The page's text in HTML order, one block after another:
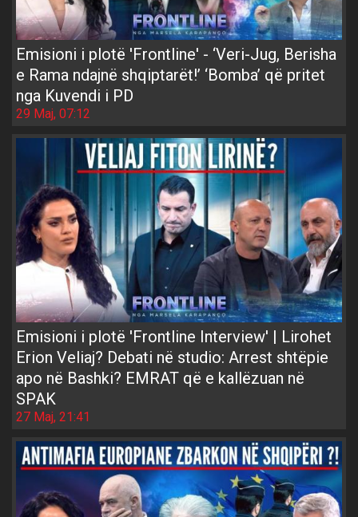
Emisioni i plotë 'Frontline' - ‘Veri-Jug, Berisha
e Rama ndajnë shqiptarët!’ ‘Bomba’ që pritet
nga Kuvendi i PD
29 Maj, 07:12
Emisioni i plotë 'Frontline Interview' | Lirohet
Erion Veliaj? Debati në studio: Arrest shtëpie
apo në Bashki? EMRAT që e kallëzuan në
SPAK
27 Maj, 21:41